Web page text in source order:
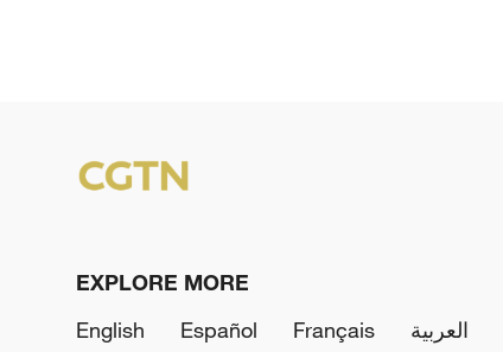
EXPLORE MORE
English
Español Français العربية